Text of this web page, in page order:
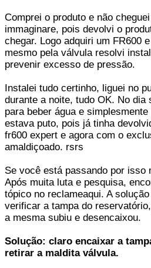
Comprei o produto e não
immaginare, pois devolvi o
chegar. Logo adquiri um FR600
mesmo pela válvula resolvi
prevenir excesso de pressão.
Instalei tudo certinho, liguei no
durante a noite, tudo OK. No dia
para beber água e
estava puto, pois já tinha
fr600 expert e agora com o
amaldiçoado. rsrs
Se você está passando por isso
Após muita luta e pesquisa,
tópico no reclameaqui. A
verificar a tampa do
a mesma subiu e desencaixou.
Solução: claro encaixar a
retirar a maldita válvula.